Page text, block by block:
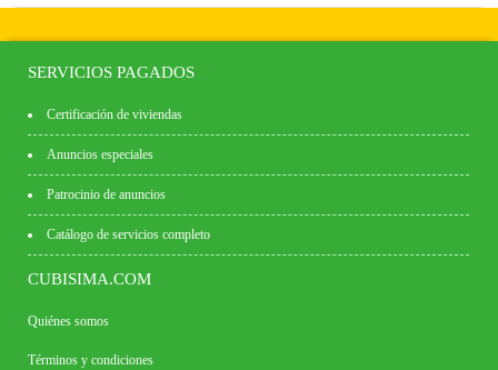
SERVICIOS PAGADOS
Certificación de viviendas
Anuncios especiales
Patrocinio de anuncios
Catálogo de servicios completo
CUBISIMA.COM
Quiénes somos
Términos y condiciones